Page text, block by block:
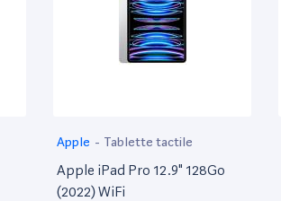
Apple - Tablette tactile
Apple iPad Pro 12.9" 128Go
(2022) WiFi